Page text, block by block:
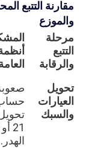
مقارنة التتبع
والموزع
مرحلة
التتبع
والرقابة
تحويل
العيارات
والسبك
حساب
الهدر.